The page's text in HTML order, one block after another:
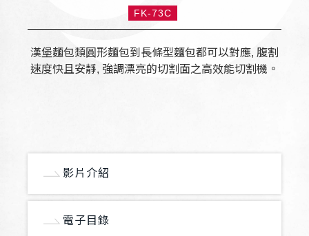
FK-73C
漢堡麵包類圓形麵包到長條型麵包都可以對應, 腹割
速度快且安靜, 強調漂亮的切割面之高效能切割機。
影片介紹
電子目錄